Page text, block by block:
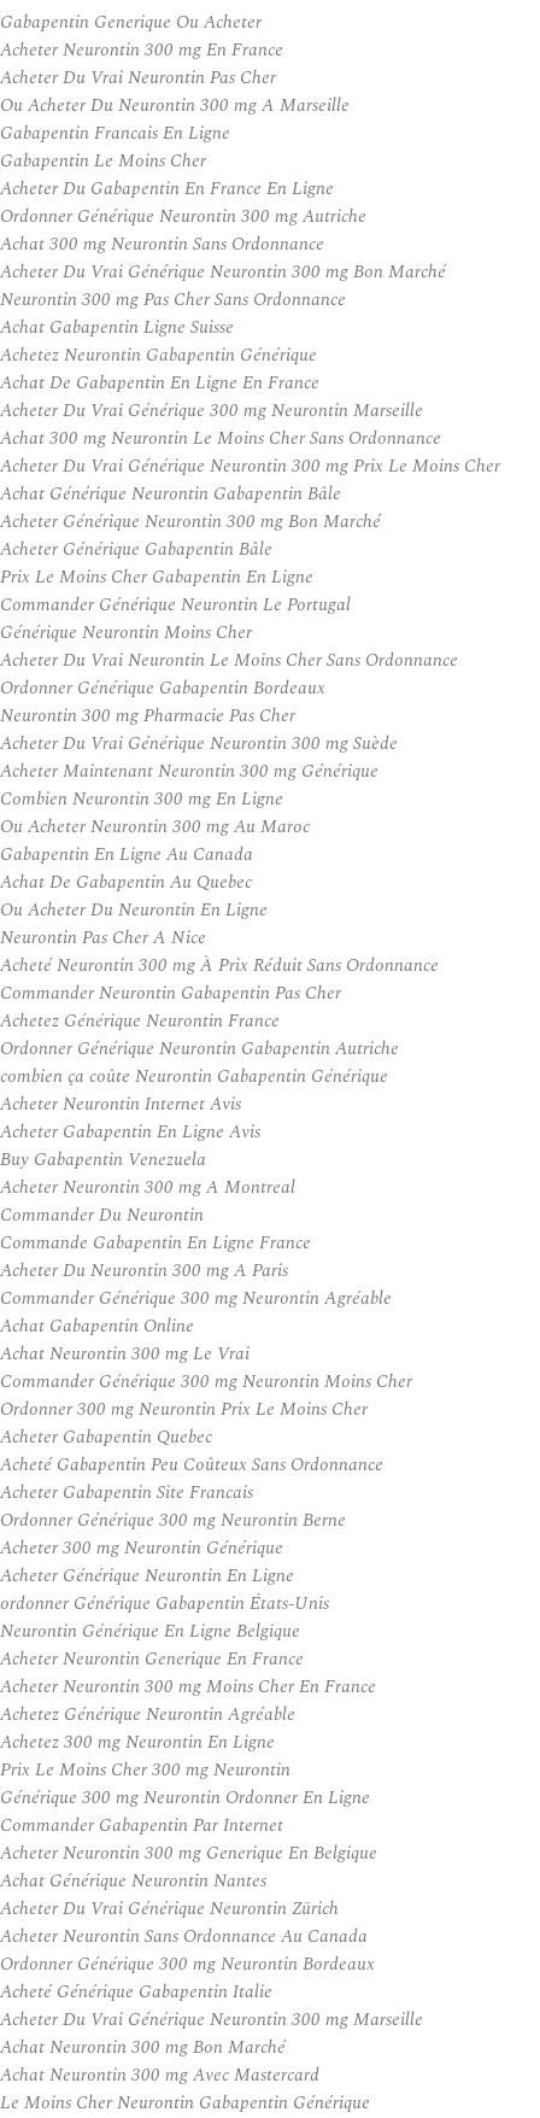
Gabapentin Generique Ou Acheter
Acheter Neurontin 300 mg En France
Acheter Du Vrai Neurontin Pas Cher
Ou Acheter Du Neurontin 300 mg A Marseille
Gabapentin Francais En Ligne
Gabapentin Le Moins Cher
Acheter Du Gabapentin En France En Ligne
Ordonner Générique Neurontin 300 mg Autriche
Achat 300 mg Neurontin Sans Ordonnance
Acheter Du Vrai Générique Neurontin 300 mg Bon Marché
Neurontin 300 mg Pas Cher Sans Ordonnance
Achat Gabapentin Ligne Suisse
Achetez Neurontin Gabapentin Générique
Achat De Gabapentin En Ligne En France
Acheter Du Vrai Générique 300 mg Neurontin Marseille
Achat 300 mg Neurontin Le Moins Cher Sans Ordonnance
Acheter Du Vrai Générique Neurontin 300 mg Prix Le Moins Cher
Achat Générique Neurontin Gabapentin Bâle
Acheter Générique Neurontin 300 mg Bon Marché
Acheter Générique Gabapentin Bâle
Prix Le Moins Cher Gabapentin En Ligne
Commander Générique Neurontin Le Portugal
Générique Neurontin Moins Cher
Acheter Du Vrai Neurontin Le Moins Cher Sans Ordonnance
Ordonner Générique Gabapentin Bordeaux
Neurontin 300 mg Pharmacie Pas Cher
Acheter Du Vrai Générique Neurontin 300 mg Suède
Acheter Maintenant Neurontin 300 mg Générique
Combien Neurontin 300 mg En Ligne
Ou Acheter Neurontin 300 mg Au Maroc
Gabapentin En Ligne Au Canada
Achat De Gabapentin Au Quebec
Ou Acheter Du Neurontin En Ligne
Neurontin Pas Cher A Nice
Acheté Neurontin 300 mg À Prix Réduit Sans Ordonnance
Commander Neurontin Gabapentin Pas Cher
Achetez Générique Neurontin France
Ordonner Générique Neurontin Gabapentin Autriche
combien ça coûte Neurontin Gabapentin Générique
Acheter Neurontin Internet Avis
Acheter Gabapentin En Ligne Avis
Buy Gabapentin Venezuela
Acheter Neurontin 300 mg A Montreal
Commander Du Neurontin
Commande Gabapentin En Ligne France
Acheter Du Neurontin 300 mg A Paris
Commander Générique 300 mg Neurontin Agréable
Achat Gabapentin Online
Achat Neurontin 300 mg Le Vrai
Commander Générique 300 mg Neurontin Moins Cher
Ordonner 300 mg Neurontin Prix Le Moins Cher
Acheter Gabapentin Quebec
Acheté Gabapentin Peu Coûteux Sans Ordonnance
Acheter Gabapentin Site Francais
Ordonner Générique 300 mg Neurontin Berne
Acheter 300 mg Neurontin Générique
Acheter Générique Neurontin En Ligne
ordonner Générique Gabapentin États-Unis
Neurontin Générique En Ligne Belgique
Acheter Neurontin Generique En France
Acheter Neurontin 300 mg Moins Cher En France
Achetez Générique Neurontin Agréable
Achetez 300 mg Neurontin En Ligne
Prix Le Moins Cher 300 mg Neurontin
Générique 300 mg Neurontin Ordonner En Ligne
Commander Gabapentin Par Internet
Acheter Neurontin 300 mg Generique En Belgique
Achat Générique Neurontin Nantes
Acheter Du Vrai Générique Neurontin Zürich
Acheter Neurontin Sans Ordonnance Au Canada
Ordonner Générique 300 mg Neurontin Bordeaux
Acheté Générique Gabapentin Italie
Acheter Du Vrai Générique Neurontin 300 mg Marseille
Achat Neurontin 300 mg Bon Marché
Achat Neurontin 300 mg Avec Mastercard
Le Moins Cher Neurontin Gabapentin Générique